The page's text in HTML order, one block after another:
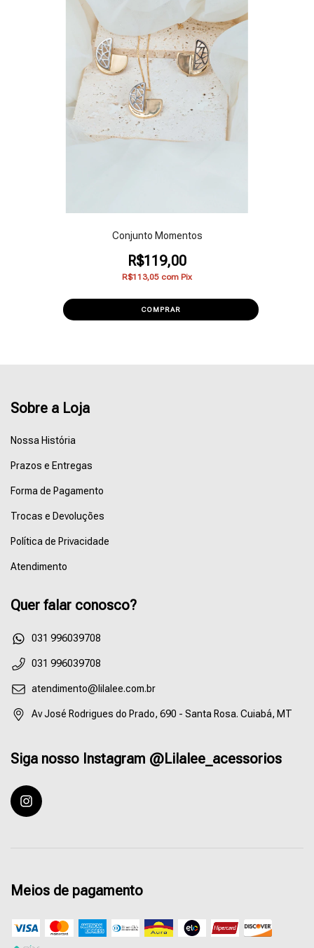
Conjunto Momentos
R$119,00
R$113,05 com Pix
Sobre a Loja
Nossa História
Prazos e Entregas
Forma de Pagamento
Trocas e Devoluções
Política de Privacidade
Atendimento
Quer falar conosco?
55031996039708
031 996039708
atendimento@lilalee.com.br
Av José Rodrigues do Prado, 690 - Santa Rosa. Cuiabá, MT
Siga nosso Instagram @Lilalee_acessorios
Meios de pagamento